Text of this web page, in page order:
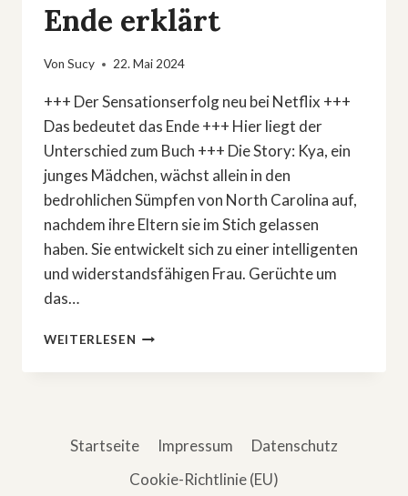
Ende erklärt
Von Sucy 22. Mai 2024
+++ Der Sensationserfolg neu bei Netflix +++
Das bedeutet das Ende +++ Hier liegt der
Unterschied zum Buch +++ Die Story: Kya, ein
junges Mädchen, wächst allein in den
bedrohlichen Sümpfen von North Carolina auf,
nachdem ihre Eltern sie im Stich gelassen
haben. Sie entwickelt sich zu einer intelligenten
und widerstandsfähigen Frau. Gerüchte um
das…
WEITERLESEN »DER
DER
ENDE
Startseite Impressum
Datenschutz
Cookie-Richtlinie (EU)